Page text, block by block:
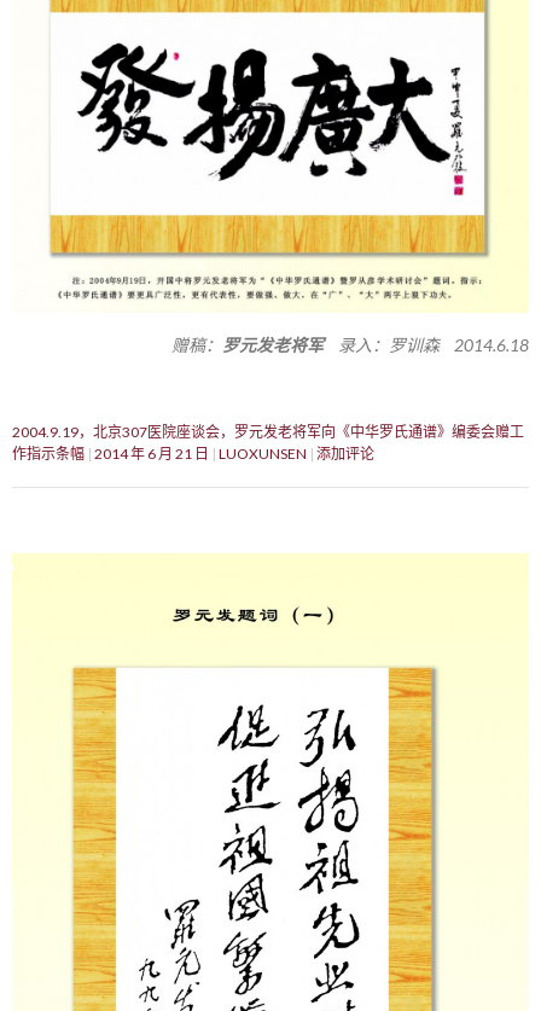
赠稿： 罗元发老将军录入：罗训森 2014.6.18
2004.9.19，北京307医院座谈会，罗元发老将军向《中华罗氏通谱》编委会赠工
作指示条幅 2014 年 6 月 21 日 LUOXUNSEN 添加评论